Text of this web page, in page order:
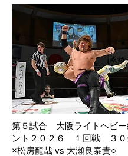
第５試合 大阪ライトヘビー
ント２０２６ １回戦 ３０
×松房龍哉 vs 大瀬良泰貴○